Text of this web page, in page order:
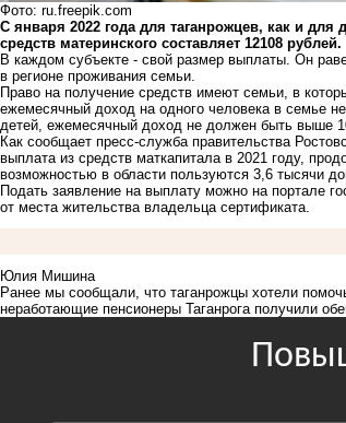
Фото: ru.freepik.com
С января 2022 года для таганрожцев, как и
средств материнского составляет 12108 рублей.
В каждом субъекте - свой размер выплаты. Он
в регионе проживания семьи.
Право на получение средств имеют семьи, в
ежемесячный доход на одного человека в семье
детей, ежемесячный доход не должен быть выше
Как сообщает пресс-служба правительства
выплата из средств маткапитала в 2021 году,
возможностью в области пользуются 3,6 тысячи
Подать заявление на выплату можно на портале
от места жительства владельца сертификата.
Юлия Мишина
Ранее мы сообщали, что таганрожцы хотели
неработающие пенсионеры Таганрога получили